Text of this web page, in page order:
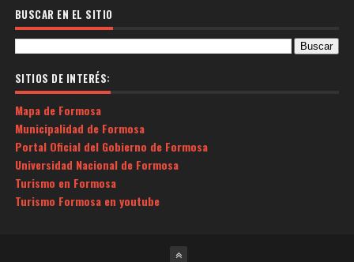
BUSCAR EN EL SITIO
SITIOS DE INTERÉS:
Mapa de Formosa
Municipalidad de Formosa
Portal Oficial del Gobierno de Formosa
Universidad Nacional de Formosa
Turismo en Formosa
Turismo Formosa en youtube